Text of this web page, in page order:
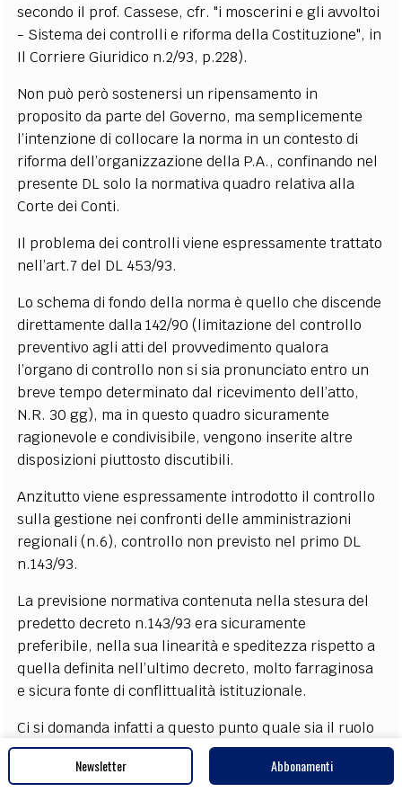
secondo il prof. Cassese, cfr. "i moscerini e gli avvoltoi
- Sistema dei controlli e riforma della Costituzione", in
Il Corriere Giuridico n.2/93, p.228).
Non può però sostenersi un ripensamento in
proposito da parte del Governo, ma semplicemente
l’intenzione di collocare la norma in un contesto di
riforma dell’organizzazione della P.A., confinando nel
presente DL solo la normativa quadro relativa alla
Corte dei Conti.
Il problema dei controlli viene espressamente trattato
nell’art.7 del DL 453/93.
Lo schema di fondo della norma è quello che discende
direttamente dalla 142/90 (limitazione del controllo
preventivo agli atti del provvedimento qualora
l’organo di controllo non si sia pronunciato entro un
breve tempo determinato dal ricevimento dell’atto,
N.R. 30 gg), ma in questo quadro sicuramente
ragionevole e condivisibile, vengono inserite altre
disposizioni piuttosto discutibili.
Anzitutto viene espressamente introdotto il controllo
sulla gestione nei confronti delle amministrazioni
regionali (n.6), controllo non previsto nel primo DL
n.143/93.
La previsione normativa contenuta nella stesura del
predetto decreto n.143/93 era sicuramente
preferibile, nella sua linearità e speditezza rispetto a
quella definita nell’ultimo decreto, molto farraginosa
e sicura fonte di conflittualità istituzionale.
Ci si domanda infatti a questo punto quale sia il ruolo
della Commissione di controllo sull’Amministrazione
Regionale, prevista dall’art.125 della Costituzione e
Newsletter Abbonamenti